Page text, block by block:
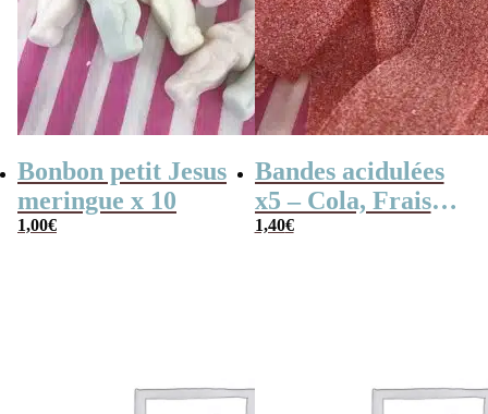
Bonbon petit Jesus
meringue x 10
1,00€
Bandes acidulées
x5 – Cola, Fraise,
Framboise,
1,40€